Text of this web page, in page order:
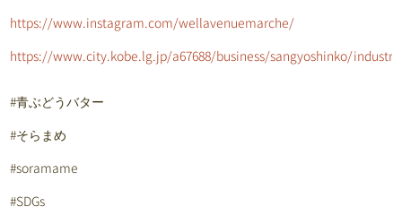
https://www.instagram.com/wellavenuemarche/
https://www.city.kobe.lg.jp/a67688/business/sangyoshinko/
#青ぶどうバター
#そらまめ
#soramame
#SDGs